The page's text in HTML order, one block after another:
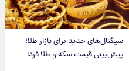
سیگنال‌های جدید برای بازار طلا؛
پیش‌بینی قیمت سکه و طلا فردا